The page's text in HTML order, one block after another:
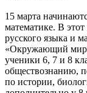
15 марта
математике. В
русского языка и
«Окружающий
ученики 6, 7 и 8
обществознанию,
по истории,